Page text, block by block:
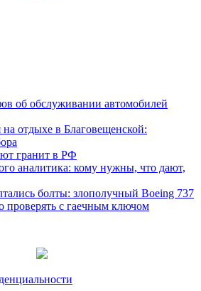
об обслуживании автомобилей
на отдыхе в Благовещенской:
гранит в РФ
аналитика: кому нужны, что дают,
болты: злополучный Boeing 737
проверять с гаечным ключом